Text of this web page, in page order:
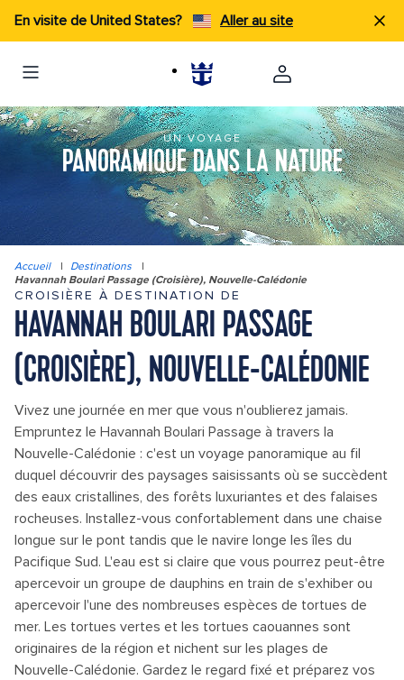
En visite de United States? Aller au site
UN VOYAGE
PANORAMIQUE DANS LA NATURE
Accueil | Destinations
|
Havannah Boulari Passage (Croisière), Nouvelle-Calédonie
CROISIÈRE À DESTINATION DE
HAVANNAH BOULARI PASSAGE
(CROISIÈRE), NOUVELLE-CALÉDONIE
Vivez une journée en mer que vous n'oublierez jamais.
Empruntez le Havannah Boulari Passage à travers la
Nouvelle-Calédonie : c'est un voyage panoramique au fil
duquel découvrir des paysages saisissants où se succèdent
des eaux cristallines, des forêts luxuriantes et des falaises
rocheuses. Installez-vous confortablement dans une chaise
longue sur le pont tandis que le navire longe les îles du
Pacifique Sud. L'eau est si claire que vous pourrez peut-être
apercevoir un groupe de dauphins en train de s'exhiber ou
apercevoir l'une des nombreuses espèces de tortues de
mer. Les tortues vertes et les tortues caouannes sont
originaires de la région et nichent sur les plages de
Nouvelle-Calédonie. Gardez le regard fixé et préparez vos